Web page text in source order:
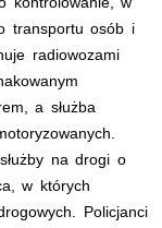
transportu osób i
radiowozami
a służba
na drogi o
w których
Policjanci